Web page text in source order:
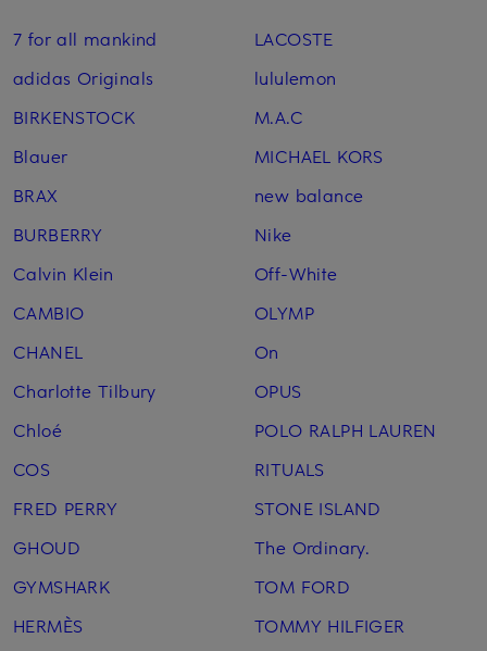
7 for all mankind
adidas Originals
BIRKENSTOCK
Blauer
BRAX
BURBERRY
Calvin Klein
CAMBIO
CHANEL
Charlotte Tilbury
Chloé
COS
FRED PERRY
GHOUD
GYMSHARK
HERMÈS
LACOSTE
lululemon
M.A.C
MICHAEL KORS
new balance
Nike
Off-White
OLYMP
On
OPUS
POLO RALPH LAUREN
RITUALS
STONE ISLAND
The Ordinary.
TOM FORD
TOMMY HILFIGER